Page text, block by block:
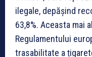
ilegale, depășind
63,8%. Aceasta mai
Regulamentului
trasabilitate a